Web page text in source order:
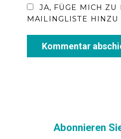
JA, FÜGE MICH ZU
MAILINGLISTE HINZU
Kommentar
Abonnieren